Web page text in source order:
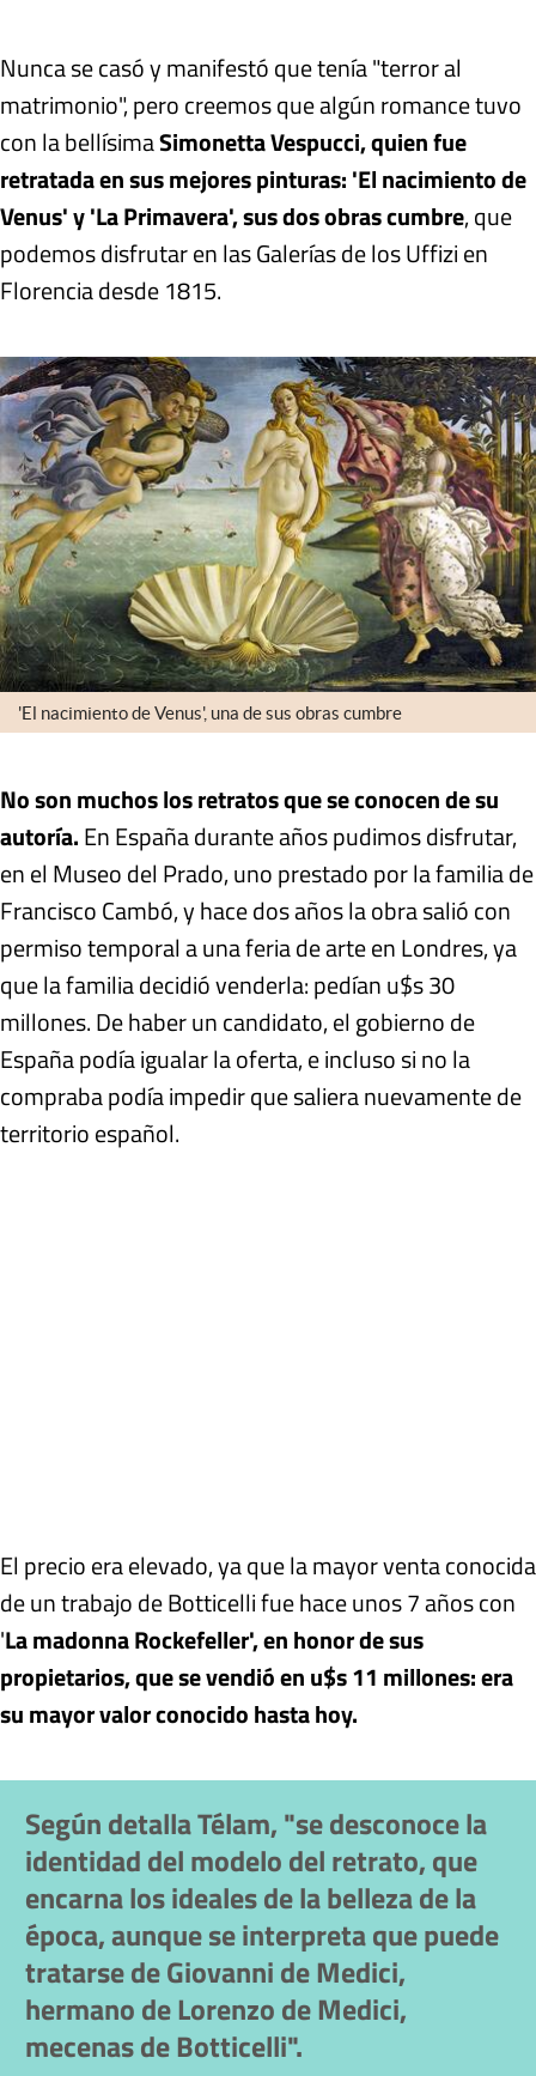
Nunca se casó y manifestó que tenía "terror al
matrimonio", pero creemos que algún romance tuvo
con la bellísimaSimonetta Vespucci, quien fue
retratada en sus mejores pinturas: 'El nacimiento de
Venus' y 'La Primavera', sus dos obras cumbre, que
podemos disfrutar en las Galerías de los Uffizi en
Florencia desde 1815.
'El nacimiento de Venus', una de sus obras cumbre
No son muchos los retratos que se conocen de su
autoría.En España durante años pudimos disfrutar,
en el Museo del Prado, uno prestado por la familia de
Francisco Cambó, y hace dos años la obra salió con
permiso temporal a una feria de arte en Londres, ya
que la familia decidió venderla: pedían u$s 30
millones. De haber un candidato, el gobierno de
España podía igualar la oferta, e incluso si no la
compraba podía impedir que saliera nuevamente de
territorio español.
El precio era elevado, ya que la mayor venta conocida
de un trabajo de Botticelli fue hace unos 7 años con
'La madonna Rockefeller', en honor de sus
propietarios, que se vendió en u$s 11 millones: era
su mayor valor conocido hasta hoy.
Según detalla Télam, "se desconoce la
identidad del modelo del retrato, que
encarna los ideales de la belleza de la
época, aunque se interpreta que puede
tratarse de Giovanni de Medici,
hermano de Lorenzo de Medici,
mecenas de Botticelli".